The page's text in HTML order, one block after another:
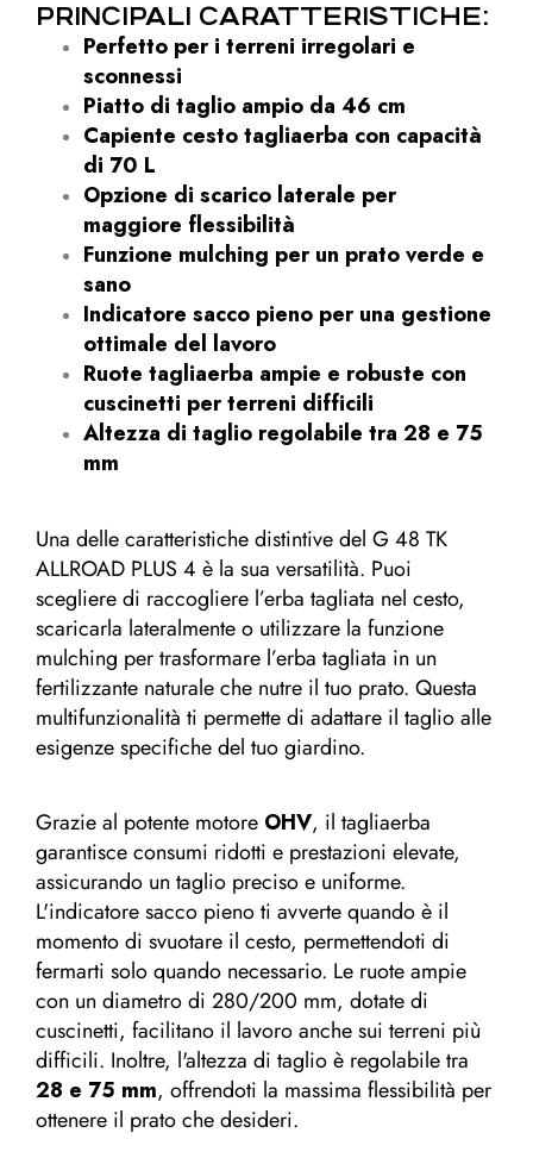
PRINCIPALI CARATTERISTICHE:
Perfetto per i terreni irregolari e
sconnessi
Piatto di taglio ampio da 46 cm
Capiente cesto tagliaerba con capacità
di 70 L
Opzione di scarico laterale per
maggiore flessibilità
Funzione mulching per un prato verde e
sano
Indicatore sacco pieno per una gestione
ottimale del lavoro
Ruote tagliaerba ampie e robuste con
cuscinetti per terreni difficili
Altezza di taglio regolabile tra 28 e 75
mm
Una delle caratteristiche distintive del G 48 TK
ALLROAD PLUS 4 è la sua versatilità. Puoi
scegliere di raccogliere l’erba tagliata nel cesto,
scaricarla lateralmente o utilizzare la funzione
mulching per trasformare l’erba tagliata in un
fertilizzante naturale che nutre il tuo prato. Questa
multifunzionalità ti permette di adattare il taglio alle
esigenze specifiche del tuo giardino.
Grazie al potente motore OHV, il tagliaerba
garantisce consumi ridotti e prestazioni elevate,
assicurando un taglio preciso e uniforme.
L'indicatore sacco pieno ti avverte quando è il
momento di svuotare il cesto, permettendoti di
fermarti solo quando necessario. Le ruote ampie
con un diametro di 280/200 mm, dotate di
cuscinetti, facilitano il lavoro anche sui terreni più
difficili. Inoltre, l'altezza di taglio è regolabile tra
28 e 75 mm, offrendoti la massima flessibilità per
ottenere il prato che desideri.